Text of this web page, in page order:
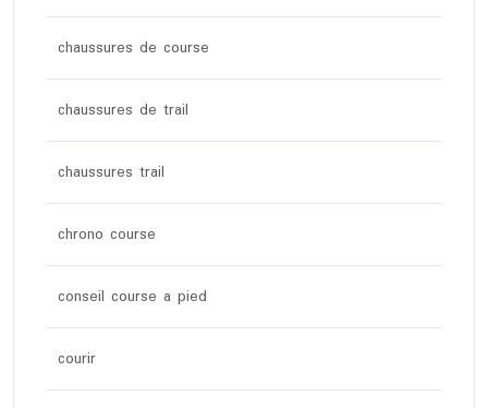
chaussures de course
chaussures de trail
chaussures trail
chrono course
conseil course a pied
courir